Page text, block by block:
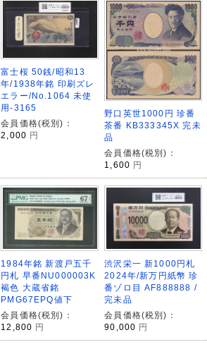
富士桜 50銭/昭和13
年/1938年銘 印刷ズレ
エラー/No.1064 未使
用-3165
会員価格(税別)：
2,000 円
野口英世1000円 珍番
茶番 KB333345X 完未
品
会員価格(税別)：
1,600 円
1984年銘 新渡戸五千
円札 早番NU000003K
褐色 大蔵省銘
PMG67EPQ値下
会員価格(税別)：
12,800 円
渋沢栄一 新1000円札
2024年/新万円紙幣 珍
番ゾロ目 AF888888 /
完未品
会員価格(税別)：
90,000 円